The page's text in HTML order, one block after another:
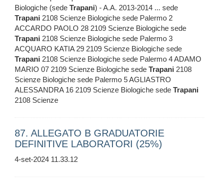
Biologiche (sede Trapani) - A.A. 2013-2014 ... sede
Trapani 2108 Scienze Biologiche sede Palermo 2
ACCARDO PAOLO 28 2109 Scienze Biologiche sede
Trapani 2108 Scienze Biologiche sede Palermo 3
ACQUARO KATIA 29 2109 Scienze Biologiche sede
Trapani 2108 Scienze Biologiche sede Palermo 4 ADAMO
MARIO 07 2109 Scienze Biologiche sede Trapani 2108
Scienze Biologiche sede Palermo 5 AGLIASTRO
ALESSANDRA 16 2109 Scienze Biologiche sede Trapani
2108 Scienze
87. ALLEGATO B GRADUATORIE
DEFINITIVE LABORATORI (25%)
4-set-2024 11.33.12